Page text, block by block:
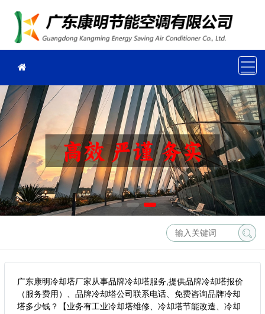
广东康明冷却塔厂家从事品牌冷却塔服务,提供品牌冷却塔报价
（服务费用）、品牌冷却塔公司联系电话、免费咨询品牌冷却
塔多少钱？【业务有工业冷却塔维修、冷却塔节能改造、冷却